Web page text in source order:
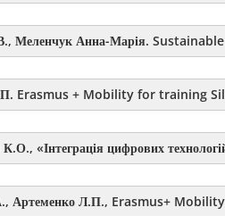
Меленчук Анна-Марія.
Erasmus + Mobility for training
«Інтеграція цифрових
Артеменко Л.П., Erasmus+